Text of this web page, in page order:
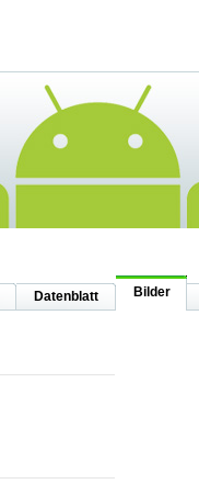
Datenblatt Bilder